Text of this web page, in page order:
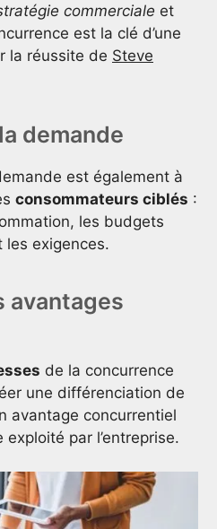
commerciale et
est la clé d’une
la réussite de Steve
demande
est également à
consommateurs ciblés :
les budgets
les exigences.
avantages
de la concurrence
une différenciation de
avantage concurrentiel
par l’entreprise.